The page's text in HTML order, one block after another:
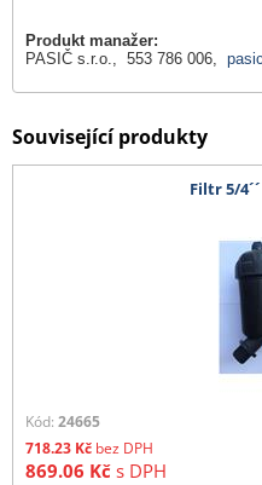
Produkt manažer:
PASIČ s.r.o., 553 786 006,
Související produkty
Filtr 5/
Kód: 24665
718.23 Kč bez DPH
869.06 Kč s DPH